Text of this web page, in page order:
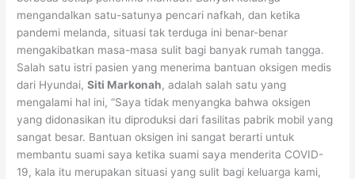
mengandalkan satu-satunya pencari nafkah, dan ketika
pandemi melanda, situasi tak terduga ini benar-benar
mengakibatkan masa-masa sulit bagi banyak rumah tangga.
Salah satu istri pasien yang menerima bantuan oksigen medis
dari Hyundai,Siti Markonah, adalah salah satu yang
mengalami hal ini, “Saya tidak menyangka bahwa oksigen
yang didonasikan itu diproduksi dari fasilitas pabrik mobil yang
sangat besar. Bantuan oksigen ini sangat berarti untuk
membantu suami saya ketika suami saya menderita COVID-
19, kala itu merupakan situasi yang sulit bagi keluarga kami,